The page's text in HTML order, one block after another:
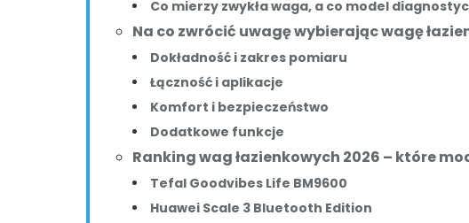
Co mierzy zwykła waga, a co model
Na co zwrócić uwagę wybierając wagę
Dokładność i zakres pomiaru
Łączność i aplikacje
Komfort i bezpieczeństwo
Dodatkowe funkcje
Ranking wag łazienkowych 2026 – które
Tefal Goodvibes Life BM9600
Huawei Scale 3 Bluetooth Edition